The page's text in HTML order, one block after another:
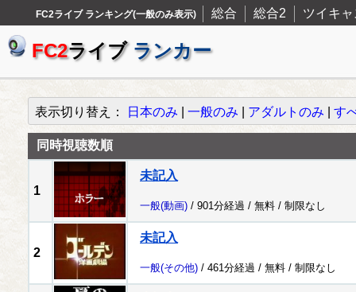
FC2ライブ ランキング(一般のみ表示) 総合 総合2 ツイキャ
FC2ライブ ランカー
表示切り替え： 日本のみ 一般のみ アダルトのみ す
同時視聴数順
1
未記入
一般(動画) / 901分経過 / 無料 / 制限なし
2
未記入
一般(その他) / 461分経過 / 無料 / 制限なし